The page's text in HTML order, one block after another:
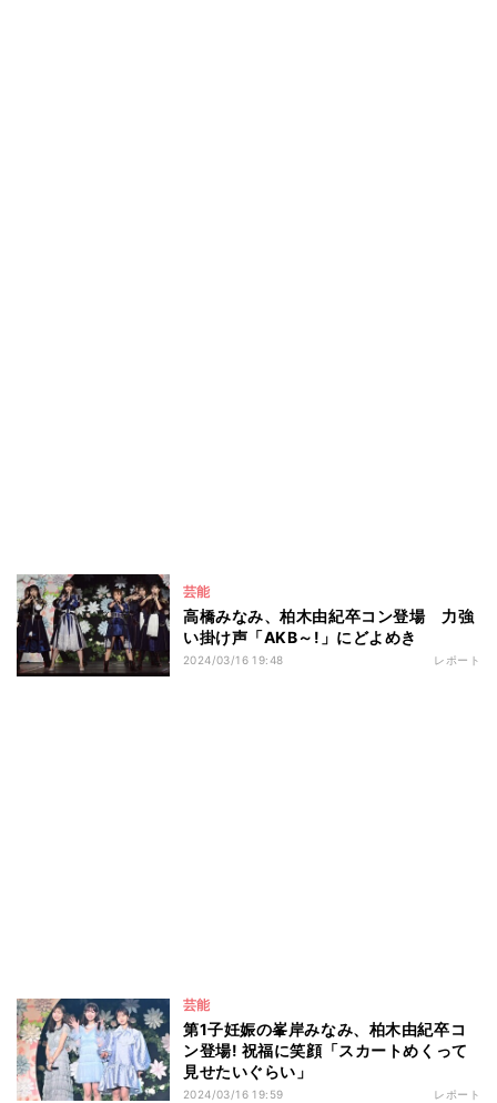
芸能
高橋みなみ、柏木由紀卒コン登場 力強
い掛け声「AKB～!」にどよめき
2024/03/16 19:48 レポート
芸能
第1子妊娠の峯岸みなみ、柏木由紀卒コ
ン登場! 祝福に笑顔「スカートめくって
見せたいぐらい」
2024/03/16 19:59 レポート